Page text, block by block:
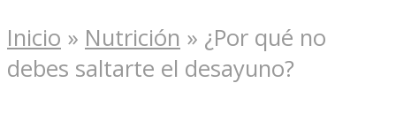
Inicio » Nutrición » ¿Por qué no
debes saltarte el desayuno?